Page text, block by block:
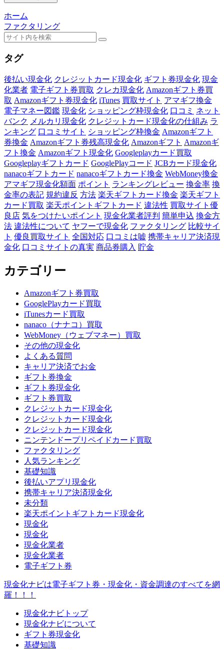
ホーム
ファクタリング
タグ
後払い現金化 クレジットカード現金化 ギフト券現金化 現金
化業者 電子ギフト券買取 クレカ現金化 Amazonギフト券買
取 Amazonギフト券現金化 iTunes 買取サイト アマギフ換金
電子マネー図鑑 現金化 ショッピング枠現金化 口コミ ネット
バンク メルカリ現金化 クレジットカード現金化の仕組み ラ
ンキング 口コミサイト ショッピング枠換金 Amazonギフト
券換金 Amazonギフト券残高現金化 Amazonギフト Amazonギ
フト換金 Amazonギフト現金化 Googleplayカード買取
Googleplayギフトカード GooglePlayコード JCBカード現金化
nanacoギフトカード nanacoギフトカード換金 WebMoney換金
アマギフ現金化額面 ポイント ランキングレビュー 換金率 換
金率の表記 規約違反 方法 楽天ギフトカード換金 楽天ギフト
カード買取 楽天ポイントギフトカード 違法性 買取サイト優
良店 気をつけたいポイント 現金化業者評判 簡単申込 換金方
法 違法性について ヤフーで現金化 ファクタリング 比較サイ
ト 優良買取サイト 全国対応 口コミは嘘 携帯キャリア決済現
金化 口コミサイトの真実 商品券購入 貯金
カテゴリー
Amazonギフト券買取
GooglePlayカード買取
iTunesカード買取
nanaco（ナナコ）買取
WebMoney（ウェブマネー）買取
その他の現金化
よくある質問
キャリア決済でお金
ギフト券換金
ギフト券現金化
ギフト券買取
クレジットカード現金化
クレジットカード現金化
クレジットカード現金化
ニンテンドープリペイドカード買取
ファクタリング
人気ランキング
基礎知識
後払いアプリ現金化
携帯キャリア決済現金化
未分類
楽天ポイントギフトカード現金化
現金化
現金化
現金化業者
現金化業者
電子ギフト券
現金化ナビは電子ギフト券・現金化・資金調達のすべてを網
羅！！！
現金化ナビトップ
現金化ナビについて
ギフト券現金化
基礎知識